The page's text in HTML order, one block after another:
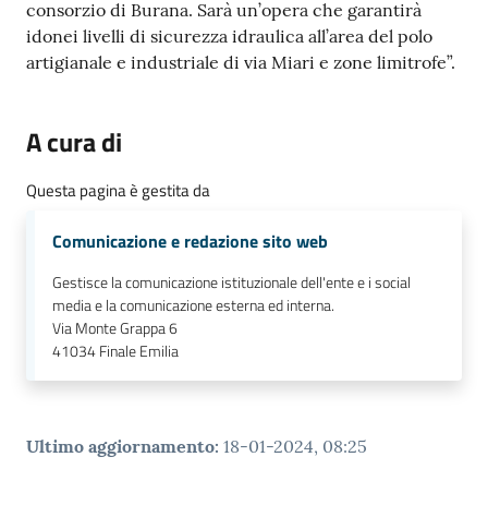
consorzio di Burana. Sarà un’opera che garantirà
idonei livelli di sicurezza idraulica all’area del polo
artigianale e industriale di via Miari e zone limitrofe”.
A cura di
Questa pagina è gestita da
Comunicazione e redazione sito web
Gestisce la comunicazione istituzionale dell'ente e i social
media e la comunicazione esterna ed interna.
Via Monte Grappa 6
41034Finale Emilia
Ultimo aggiornamento: 18-01-2024, 08:25